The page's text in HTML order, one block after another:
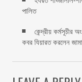
পালিত ‎​
কেন্দ্রীয় কর্মসূচীর
কবর যিয়ারত করলেন